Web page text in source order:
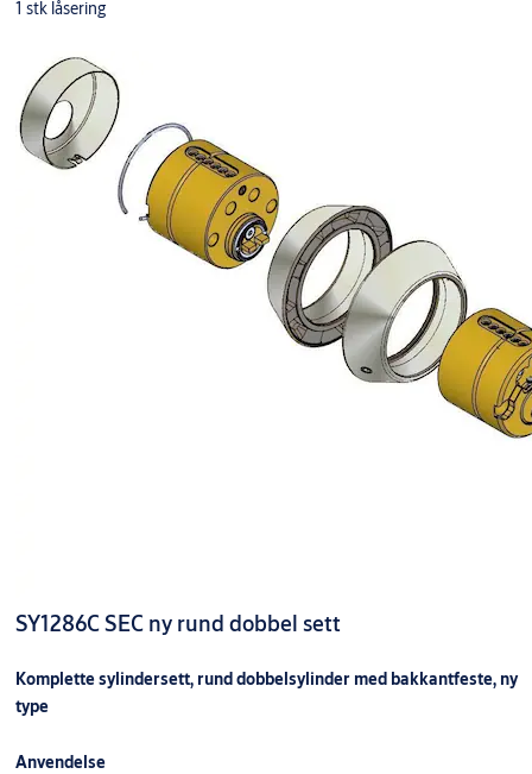
1 stk låsering
SY1286C SEC ny rund dobbel sett
Komplette sylindersett, rund dobbelsylinder med bakkantfeste, ny
type
Anvendelse